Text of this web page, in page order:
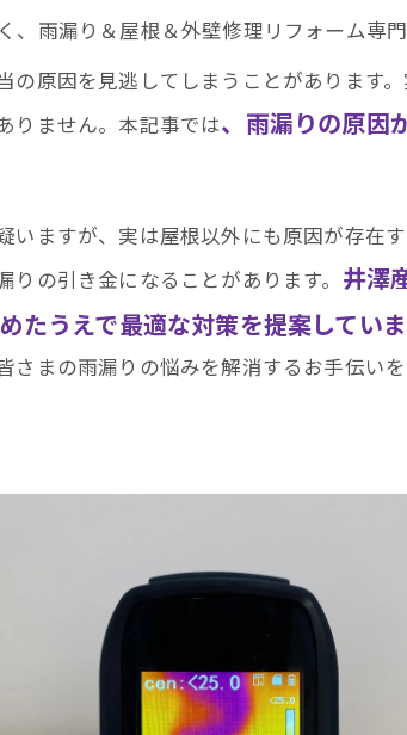
、雨漏り＆屋根＆外壁修理リフォーム専
の原因を見逃してしまうことがあります
りません。本記事では、雨漏りの原因
いますが、実は屋根以外にも原因が存在
の引き金になることがあります。 井澤
うえで最適な対策を提案していま
さまの雨漏りの悩みを解消するお手伝い